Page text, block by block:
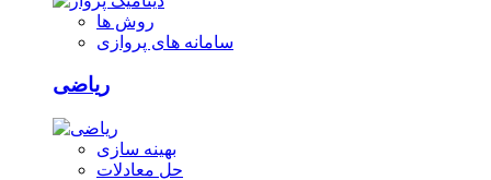
روش ها
سامانه های پروازی
ریاضی
بهینه سازی
حل معادلات